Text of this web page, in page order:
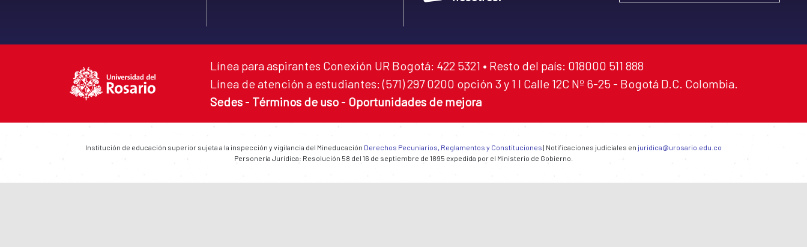
Línea para aspirantes Conexión UR Bogotá: 422 5321 • Resto del país: 018000 511 888
Línea de atención a estudiantes: (571) 297 0200 opción 3 y 1 I Calle 12C Nº 6-25 - Bogotá D.C. Colombia.
Sedes - Términos de uso - Oportunidades de mejora
Institución de educación superior sujeta a la inspección y vigilancia del Mineducación Derechos Pecuniarios, Reglamentos y Constituciones | Notificaciones judiciales en juridica@urosario.edu.co
Personería Jurídica: Resolución 58 del 16 de septiembre de 1895 expedida por el Ministerio de Gobierno.